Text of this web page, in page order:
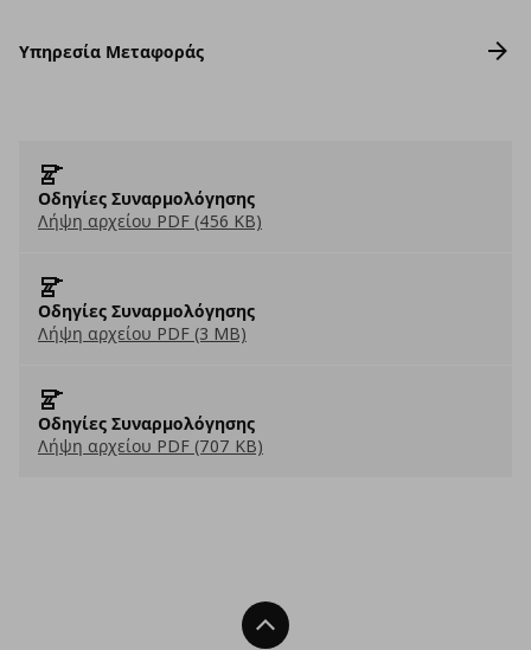
Υπηρεσία Μεταφοράς
Οδηγίες Συναρμολόγησης
Λήψη αρχείου PDF (456 KB)
Οδηγίες Συναρμολόγησης
Λήψη αρχείου PDF (3 MB)
Οδηγίες Συναρμολόγησης
Λήψη αρχείου PDF (707 KB)
Back To Top